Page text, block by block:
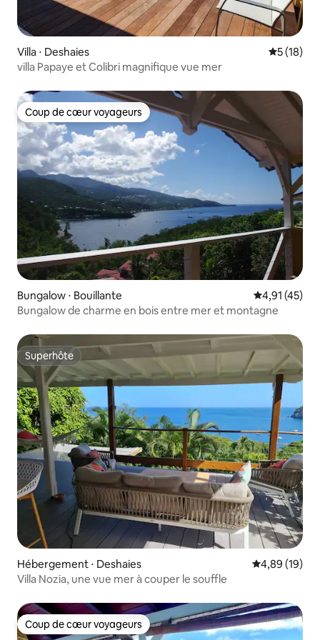
Villa ⋅ Deshaies
5 (18)
villa Papaye et Colibri magnifique vue mer
Coup de cœur voyageurs
Coup de cœur voyageurs
Bungalow ⋅ Bouillante Évaluation
4,91 (45)
Bungalow de charme en bois entre mer et montagne
Superhôte
Superhôte
Hébergement ⋅ Deshaies Évaluation
4,89 (19)
Villa Nozia, une vue mer à couper le souffle
Coup de cœur voyageurs
Coup de cœur voyageurs